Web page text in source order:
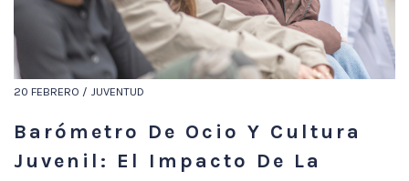
20 FEBRERO / JUVENTUD
Barómetro De Ocio Y Cultura
Juvenil: El Impacto De La